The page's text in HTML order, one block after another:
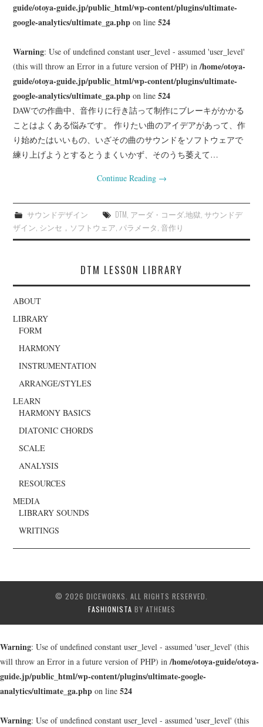
guide/otoya-guide.jp/public_html/wp-content/plugins/ultimate-
google-analytics/ultimate_ga.php on line524
Warning: Use of undefined constant user_level - assumed 'user_level'
(this will throw an Error in a future version of PHP) in/home/otoya-
guide/otoya-guide.jp/public_html/wp-content/plugins/ultimate-
google-analytics/ultimate_ga.php on line524
DAWでの作曲中、音作りに行き詰って制作にブレーキがかかる
ことはよくある悩みです。 作りたい曲のアイデアがあって、作
り始めたはいいもの、いざその曲のサウンドをソフトウェアで
練り上げようとするとうまくいかず、そのうち萎えて…
Continue Reading →
サウンドデザイン DTM, アーダ・コーダ.地獄, サウンドデ
ザイン, シンセ，ソフトウェア,パラメータ,音作り
DTM LESSON LIBRARY
ABOUT
LIBRARY
FORM
HARMONY
INSTRUMENTATION
ARRANGE/STYLES
LEARN
HARMONY BASICS
DIATONIC CHORDS
SCALE
ANALYSIS
RESOURCES
MEDIA
LIBRARY SOUNDS
WRITINGS
© 2026 DICEWORKS. ALL RIGHTS RESERVED.
FASHIONISTA BY ATHEMES
Warning: Use of undefined constant user_level - assumed 'user_level' (this
will throw an Error in a future version of PHP) in/home/otoya-guide/otoya-
guide.jp/public_html/wp-content/plugins/ultimate-google-
analytics/ultimate_ga.php on line 524
Warning: Use of undefined constant user_level - assumed 'user_level' (this